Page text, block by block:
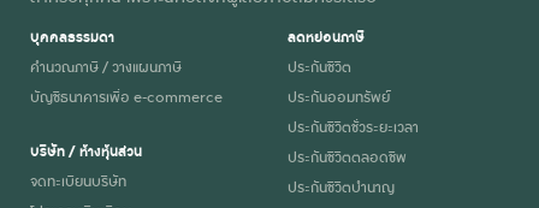
บุคคลธรรมดา
คำนวณภาษี / วางแผนภาษี
บัญชีธนาคารเพื่อ e-commerce
บริษัท / ห้างหุ้นส่วน
จดทะเบียนบริษัท
ลดหย่อนภาษี
ประกันชีวิต
ประกันออมทรัพย์
ประกันชีวิตชั่วระยะเวลา
ประกันชีวิตตลอดชีพ
ประกันชีวิตบำนาญ